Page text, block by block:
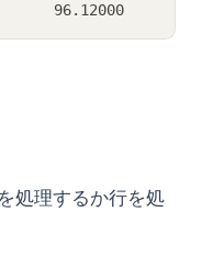
96.12000
処理するか行を処